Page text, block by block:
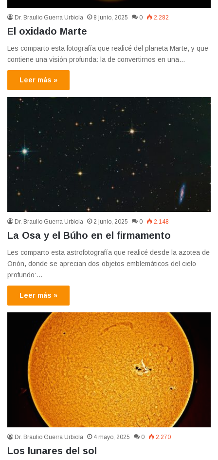
Dr. Braulio Guerra Urbiola 8 junio, 2025 0 2.282
El oxidado Marte
Les comparto esta fotografía que realicé del planeta Marte, y que
contiene una visión profunda: la de convertirnos en una…
Leer más »
Dr. Braulio Guerra Urbiola 2 junio, 2025 0 2.148
La Osa y el Búho en el firmamento
Les comparto esta astrofotografía que realicé desde la azotea de
Orión, donde se aprecian dos objetos emblemáticos del cielo
profundo:…
Leer más »
Dr. Braulio Guerra Urbiola 4 mayo, 2025 0 2.270
Los lunares del sol